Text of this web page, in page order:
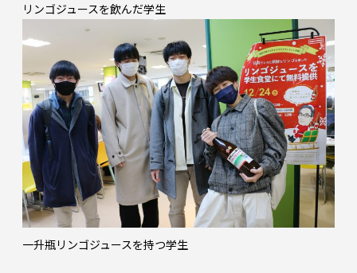
リンゴジュースを飲んだ学生
一升瓶リンゴジュースを持つ学生